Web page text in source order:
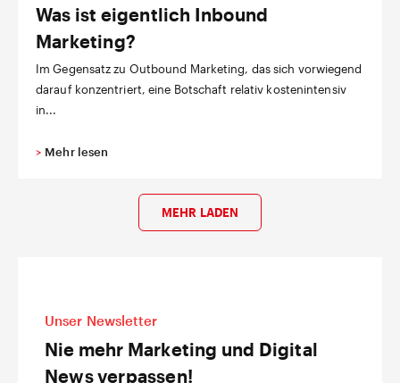
Was ist eigentlich Inbound
Marketing?
Im Gegensatz zu Outbound Marketing, das sich vorwiegend
darauf konzentriert, eine Botschaft relativ kostenintensiv
in...
> Mehr lesen
MEHR LADEN
Unser Newsletter
Nie mehr Marketing und Digital
News verpassen!